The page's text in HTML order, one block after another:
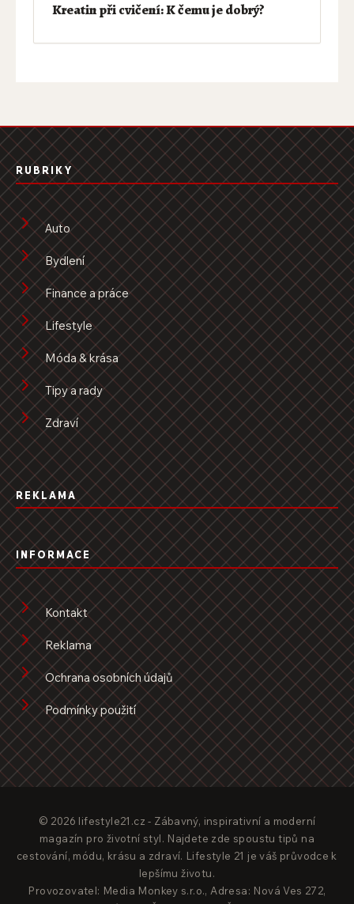
Kreatin při cvičení: K čemu je dobrý?
RUBRIKY
Auto
Bydlení
Finance a práce
Lifestyle
Móda & krása
Tipy a rady
Zdraví
REKLAMA
INFORMACE
Kontakt
Reklama
Ochrana osobních údajů
Podmínky použití
© 2026 lifestyle21.cz - Zábavný, inspirativní a moderní
magazín pro životní styl. Najdete zde spoustu tipů na
cestování, módu, krásu a zdraví. Lifestyle 21 je váš průvodce k
lepšímu životu.
Provozovatel: Media Monkey s.r.o., Adresa: Nová Ves 272,